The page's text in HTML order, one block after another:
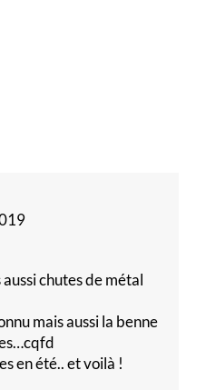
chutes de métal
mais aussi la benne
en été.. et voilà !